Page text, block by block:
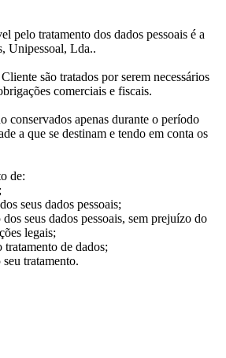
pelo tratamento dos dados pessoais é a
Unipessoal, Lda..
são tratados por serem necessários
comerciais e fiscais.
conservados apenas durante o período
a que se destinam e tendo em conta os
de:
seus dados pessoais;
seus dados pessoais, sem prejuízo do
legais;
tratamento de dados;
tratamento.